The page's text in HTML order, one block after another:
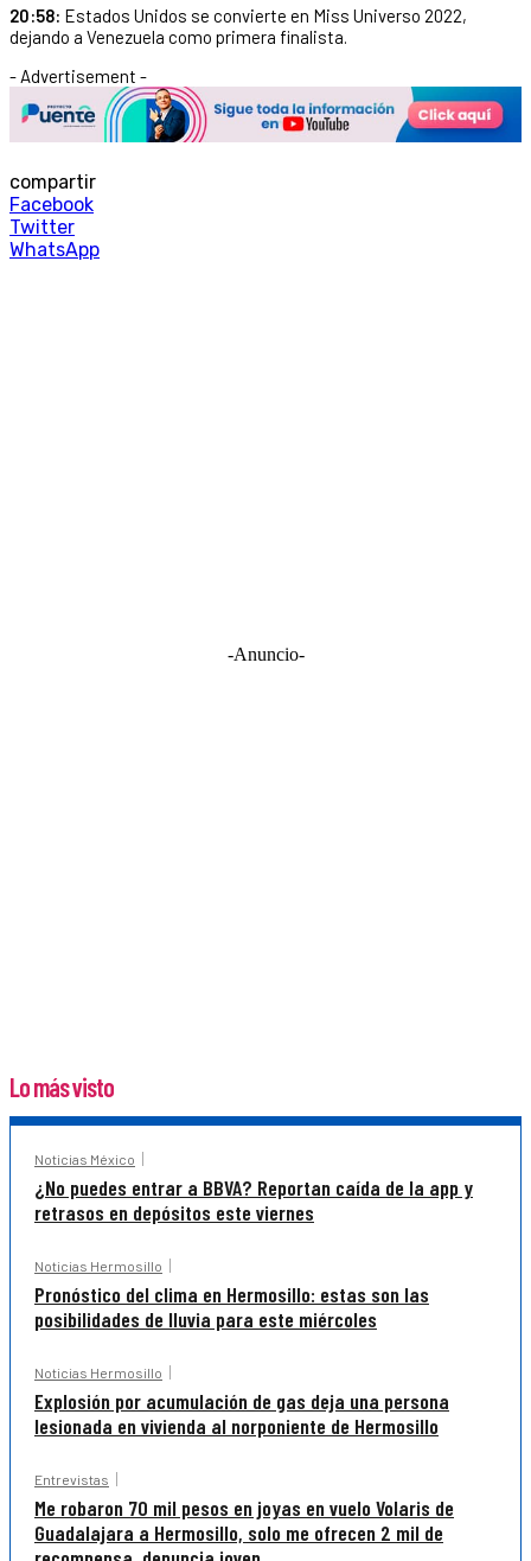
20:58: Estados Unidos se convierte en Miss Universo 2022,
dejando a Venezuela como primera finalista.
- Advertisement -
compartir
Facebook
Twitter
WhatsApp
-Anuncio-
Lo más visto
Noticias México
¿No puedes entrar a BBVA? Reportan caída de la app y
retrasos en depósitos este viernes
Noticias Hermosillo
Pronóstico del clima en Hermosillo: estas son las
posibilidades de lluvia para este miércoles
Noticias Hermosillo
Explosión por acumulación de gas deja una persona
lesionada en vivienda al norponiente de Hermosillo
Entrevistas
Me robaron 70 mil pesos en joyas en vuelo Volaris de
Guadalajara a Hermosillo, solo me ofrecen 2 mil de